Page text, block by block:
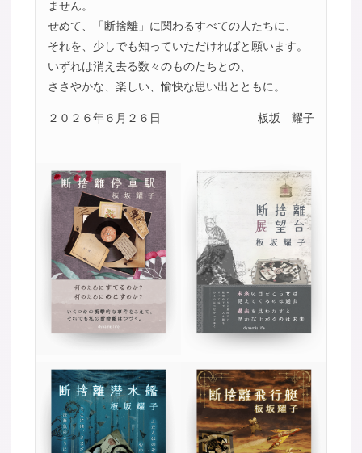
ません。
せめて、「断捨離」に関わるすべての人たちに、
それを、少しでも知っていただければと願います。
いずれは消え去る数々のものたちとの、
ささやかな、楽しい、愉快な思い出とともに。
２０２６年６月２６日 板坂 耀子